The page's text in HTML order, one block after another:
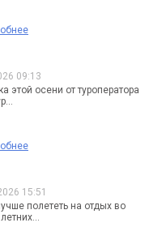
09:13
этой осени от туроператора
15:51
полететь на отдых во